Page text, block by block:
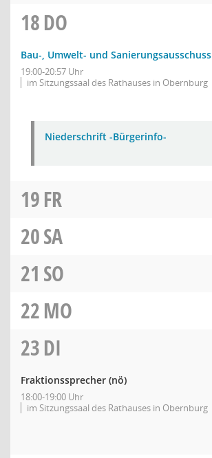
18DO
Bau-, Umwelt- und Sanierungsausschuss
19:00-20:57 Uhr
im Sitzungssaal des Rathauses in Obernburg
Niederschrift -Bürgerinfo-
19FR
20SA
21 SO
22MO
23DI
Fraktionssprecher (nö)
18:00-19:00 Uhr
im Sitzungssaal des Rathauses in Obernburg